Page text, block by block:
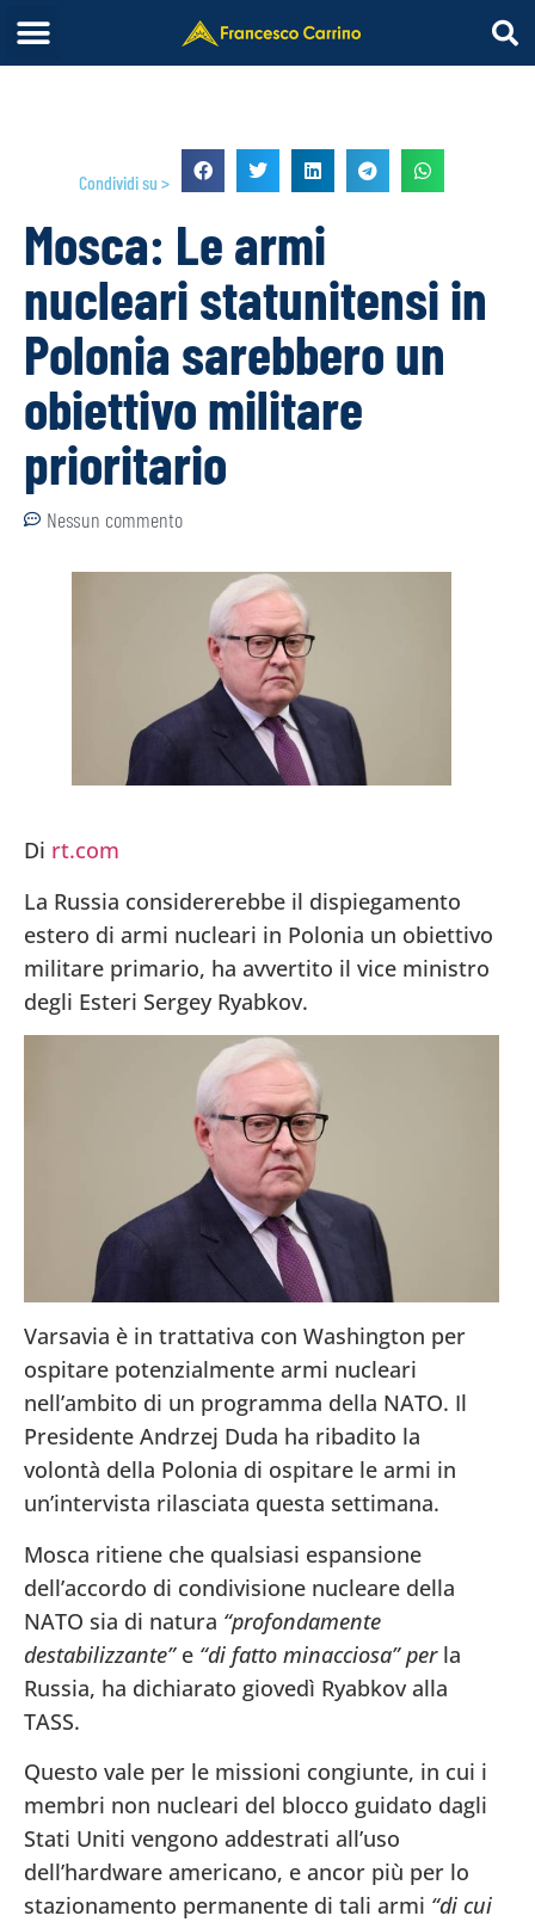
Condividi su >
Mosca: Le armi
nucleari statunitensi in
Polonia sarebbero un
obiettivo militare
prioritario
Nessun commento
Di rt.com
La Russia considererebbe il dispiegamento
estero di armi nucleari in Polonia un obiettivo
militare primario, ha avvertito il vice ministro
degli Esteri Sergey Ryabkov.
Varsavia è in trattativa con Washington per
ospitare potenzialmente armi nucleari
nell’ambito di un programma della NATO. Il
Presidente Andrzej Duda ha ribadito la
volontà della Polonia di ospitare le armi in
un’intervista rilasciata questa settimana.
Mosca ritiene che qualsiasi espansione
dell’accordo di condivisione nucleare della
NATO sia di natura “profondamente
destabilizzante”e “di fatto minacciosa” perla
Russia, ha dichiarato giovedì Ryabkov alla
TASS.
Questo vale per le missioni congiunte, in cui i
membri non nucleari del blocco guidato dagli
Stati Uniti vengono addestrati all’uso
dell’hardware americano, e ancor più per lo
stazionamento permanente di tali armi “di cui